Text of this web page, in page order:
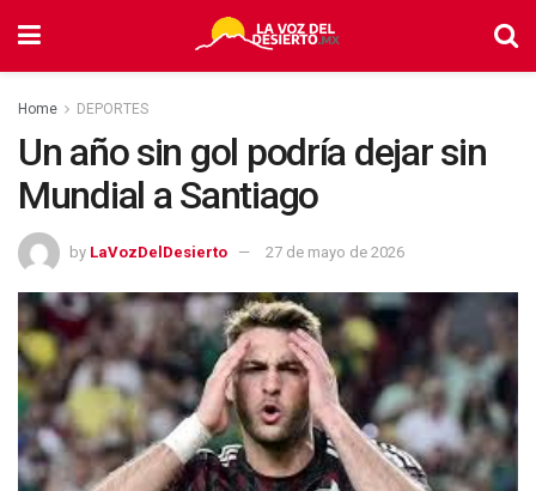
Home DEPORTES
Un año sin gol podría dejar sin
Mundial a Santiago
by LaVozDelDesierto 27 de mayo de 2026